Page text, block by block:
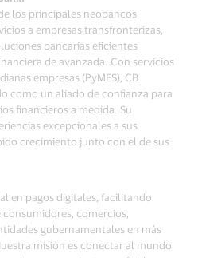
los principales neobancos
a empresas transfronterizas,
bancarias eficientes
de avanzada. Con servicios
empresas (PyMES), CB
como un aliado de confianza para
financieros a medida. Su
excepcionales a sus
crecimiento junto con el de sus
en pagos digitales, facilitando
comercios,
gubernamentales en más
misión es conectar al mundo